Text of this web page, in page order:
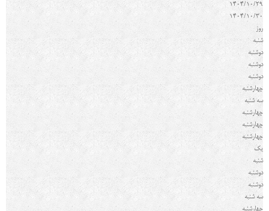
1404/10/29
1404/10/30
روز
شنبه
دوشنبه
دوشنبه
دوشنبه
چهارشنبه
سه شنبه
چهارشنبه
چهارشنبه
چهارشنبه
یک
شنبه
دوشنبه
دوشنبه
سه شنبه
چهارشنبه